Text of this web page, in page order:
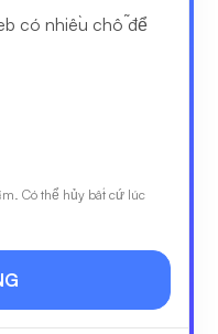
có nhiều chỗ để
Có thể hủy bất cứ lúc